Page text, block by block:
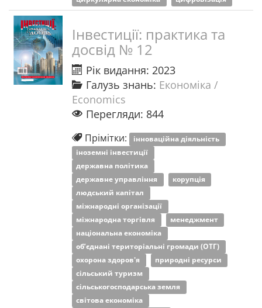
Інвестиції: практика та
досвід № 12
Рік видання: 2023
Галузь знань: Економіка /
Economics
Перегляди: 844
Прімітки: інноваційна діяльність
іноземні інвестиції
державна політика
державне управління
корупція
людський капітал
міжнародні організації
міжнародна торгівля
менеджмент
національна економіка
об’єднані територіальні громади (ОТГ)
охорона здоров'я
природні ресурси
сільський туризм
сільськогосподарська земля
світова економіка